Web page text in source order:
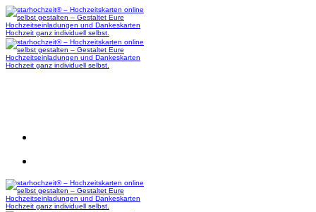
Zum
Inhalt
springen